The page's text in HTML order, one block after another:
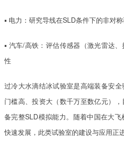
▪ 电力：研究导线在SLD条件下的非对
▪ 汽车/高铁：评估传感器（激光雷达
性
过冷大水滴结冰试验室是高端装备安
门槛高、投资大（数千万至数亿元）
备完整SLD模拟能力。随着中国在大
快速发展，此类试验室的建设与应用正